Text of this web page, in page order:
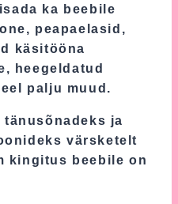
ka beebile
peapaelasid,
käsitööna
heegeldatud
palju muud.
ja
värsketelt
kingitus beebile on